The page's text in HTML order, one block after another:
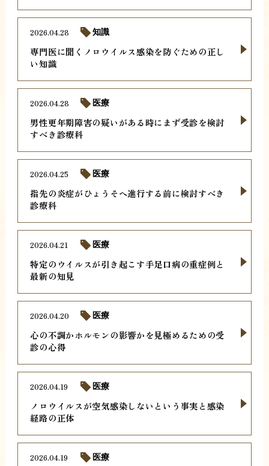
専門医に聞くノロウイルス感染を防ぐための正し
い知識
2026.04.28 知識
男性更年期障害の疑いがある時にまず受診を検討
すべき診療科
2026.04.28 医療
指先の炎症がひょうそへ進行する前に検討すべき
診療科
2026.04.25 医療
特定のウイルスが引き起こす手足口病の重症例と
最新の知見
2026.04.21 医療
心の不調かホルモンの影響かを見極めるための受
診の心得
2026.04.20 医療
ノロウイルスが空気感染しないという事実と感染
経路の正体
2026.04.19 医療
2026.04.19 医療